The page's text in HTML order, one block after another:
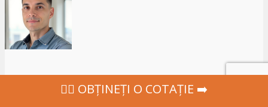
‍👩‍⚕ OBȚINEȚI O COTAȚIE ➡️